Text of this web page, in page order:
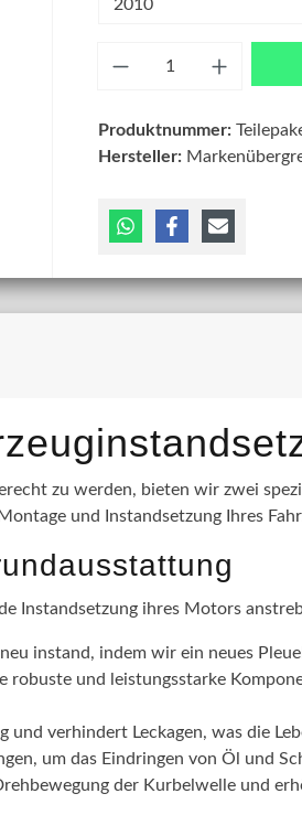
Produktnummer:
Hersteller:
zu werden, bieten wir zwei
und Instandsetzung Ihres
Instandsetzung ihres Motors
instand, indem wir ein neues
robuste und leistungsstarke
und verhindert Leckagen, was die
um das Eindringen von Öl und
der Kurbelwelle und